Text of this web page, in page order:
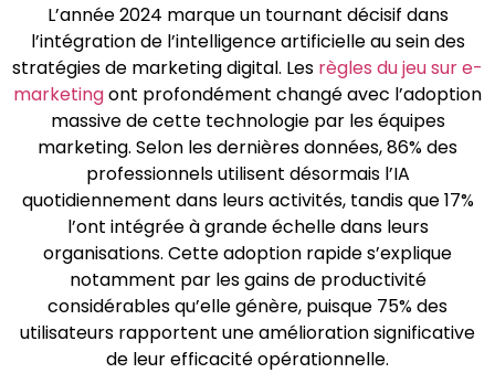
L’année 2024 marque un tournant décisif dans
l’intégration de l’intelligence artificielle au sein des
stratégies de marketing digital. Les règles du jeu sur e-
marketingont profondément changé avec l’adoption
massive de cette technologie par les équipes
marketing. Selon les dernières données, 86% des
professionnels utilisent désormais l’IA
quotidiennement dans leurs activités, tandis que 17%
l’ont intégrée à grande échelle dans leurs
organisations. Cette adoption rapide s’explique
notamment par les gains de productivité
considérables qu’elle génère, puisque 75% des
utilisateurs rapportent une amélioration significative
de leur efficacité opérationnelle.